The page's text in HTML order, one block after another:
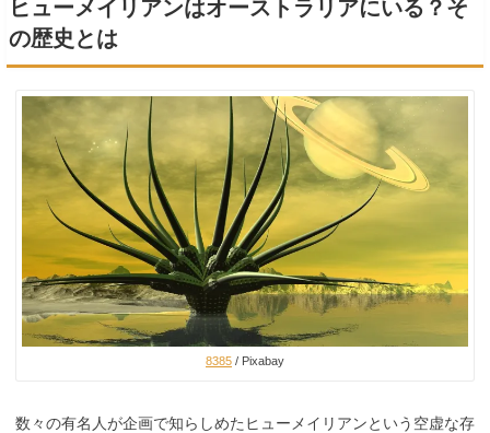
ヒューメイリアンはオーストラリアにいる？そ
の歴史とは
8385 / Pixabay
数々の有名人が企画で知らしめたヒューメイリアンという空虚な存